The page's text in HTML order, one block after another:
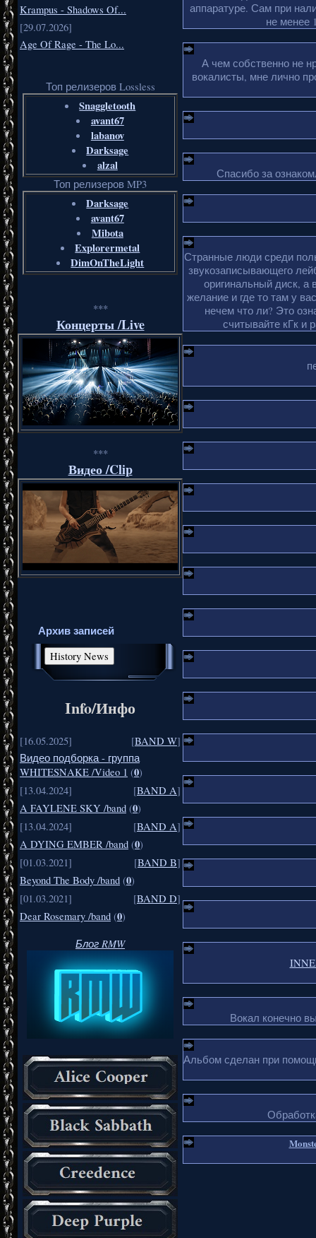
Krampus - Shadows Of...
[29.07.2026]
Age Of Rage - The Lo...
Топ релизеров Lossless
Snaggletooth
avant67
labanov
Darksage
alzal
Топ релизеров MP3
Darksage
avant67
Mibota
Explorermetal
DimOnTheLight
***
Концерты /Live
***
Видео /Clip
Архив записей
Info/Инфо
[16.05.2025] [BAND W]
Видео подборка - группа
WHITESNAKE /Video 1 (0)
[13.04.2024]
[BAND A]
A FAYLENE SKY /band (0)
[13.04.2024]
[BAND A]
A DYING EMBER /band (0)
[01.03.2021]
[BAND B]
Beyond The Body /band (0)
[01.03.2021]
[BAND D]
Dear Rosemary /band (0)
Блог RMW
аппаратуре. Сам при
не менее
А чем собственно не
вокалисты, мне лично
Спасибо за
Странные люди среди
звукозаписывающего
оригинальный диск, а
желание и где то там у
нечем что ли? Это
считывайте кГк и
Вокал конечно
Альбом сделан при